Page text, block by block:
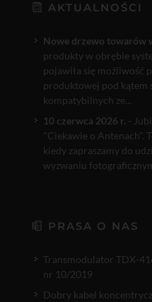
AKTUALNOŚCI
Nowe drzewo towarów
produkty w obrębie
pojawiła się możliwość
produktowej pod kątem
kompatybilnych ze...
10 czerwca 2026 r. -
"Ciekawie o Antenach".
kiedy zapraszamy do
wyzwaniu
PRASA O NAS
Transmodulator TDX-
nr 10/2019
Dobry kabel